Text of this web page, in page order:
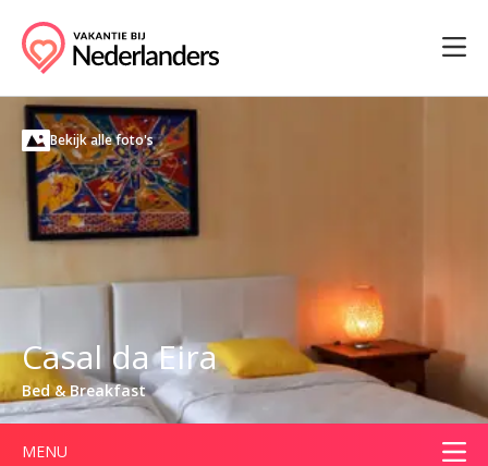
Bekijk alle foto's
Casal da Eira
Bed & Breakfast
MENU